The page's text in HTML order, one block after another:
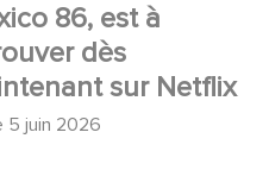
86, est à
dès
sur Netflix
5 juin 2026